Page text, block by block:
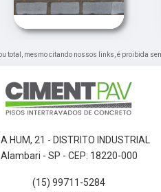
total, mesmo citando nossos links, é proibida
HUM, 21 - DISTRITO INDUSTRIAL
Alambari - SP - CEP: 18220-000
(15) 99711-5284